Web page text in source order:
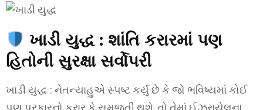
ખાડી યુદ્ધ : શાંતિ કરારમાં પણ
હિતોની સુરક્ષા સર્વોપરી
ખાડી યુદ્ધ : નેતન્યાહુએ સ્પષ્ટ કર્યું છે કે જો ભવિષ્યમાં કોઈ